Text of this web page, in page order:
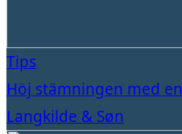
Tips
Höj stämningen med
Langkilde & Søn